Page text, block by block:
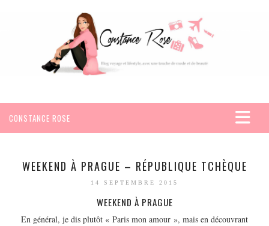
CONSTANCE ROSE
VOYAGES
SEYCHELLES
WEEKEND À PRAGUE – RÉPUBLIQUE TCHÈQUE
14 SEPTEMBRE 2015
WEEKEND À PRAGUE
En général, je dis plutôt « Paris mon amour », mais en découvrant